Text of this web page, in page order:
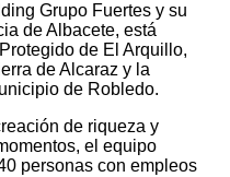
Grupo Fuertes y su
de Albacete, está
de El Arquillo,
de Alcaraz y la
de Robledo.
de riqueza y
el equipo
personas con empleos